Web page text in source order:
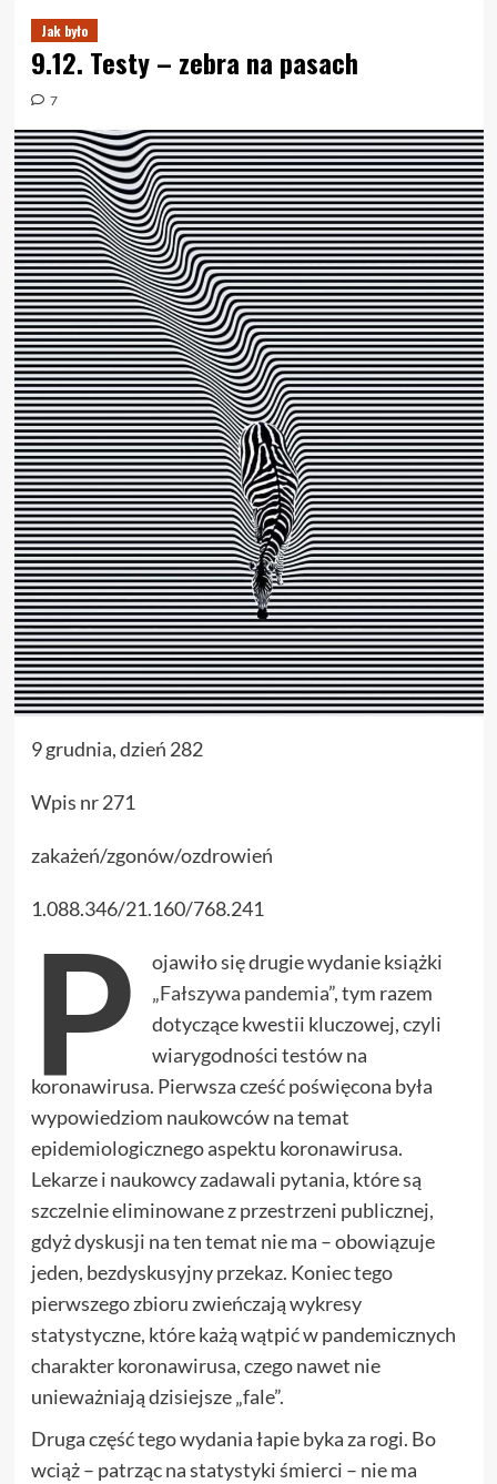
Jak było
9.12. Testy – zebra na pasach
7
9 grudnia, dzień 282
Wpis nr 271
zakażeń/zgonów/ozdrowień
1.088.346/21.160/768.241
P
ojawiło się drugie wydanie książki
„Fałszywa pandemia”, tym razem
dotyczące kwestii kluczowej, czyli
wiarygodności testów na
koronawirusa. Pierwsza cześć poświęcona była
wypowiedziom naukowców na temat
epidemiologicznego aspektu koronawirusa.
Lekarze i naukowcy zadawali pytania, które są
szczelnie eliminowane z przestrzeni publicznej,
gdyż dyskusji na ten temat nie ma – obowiązuje
jeden, bezdyskusyjny przekaz. Koniec tego
pierwszego zbioru zwieńczają wykresy
statystyczne, które każą wątpić w pandemicznych
charakter koronawirusa, czego nawet nie
unieważniają dzisiejsze „fale”.
Druga część tego wydania łapie byka za rogi. Bo
wciąż – patrząc na statystyki śmierci – nie ma